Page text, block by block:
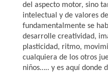
del aspecto motor, sino
intelectual y de valores
fundamentalmente se
desarrolle creatividad,
plasticidad, ritmo,
cualquiera de los otros
niños….. y es aquí donde